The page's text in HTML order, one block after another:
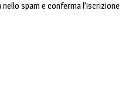
spam e conferma l’iscrizione